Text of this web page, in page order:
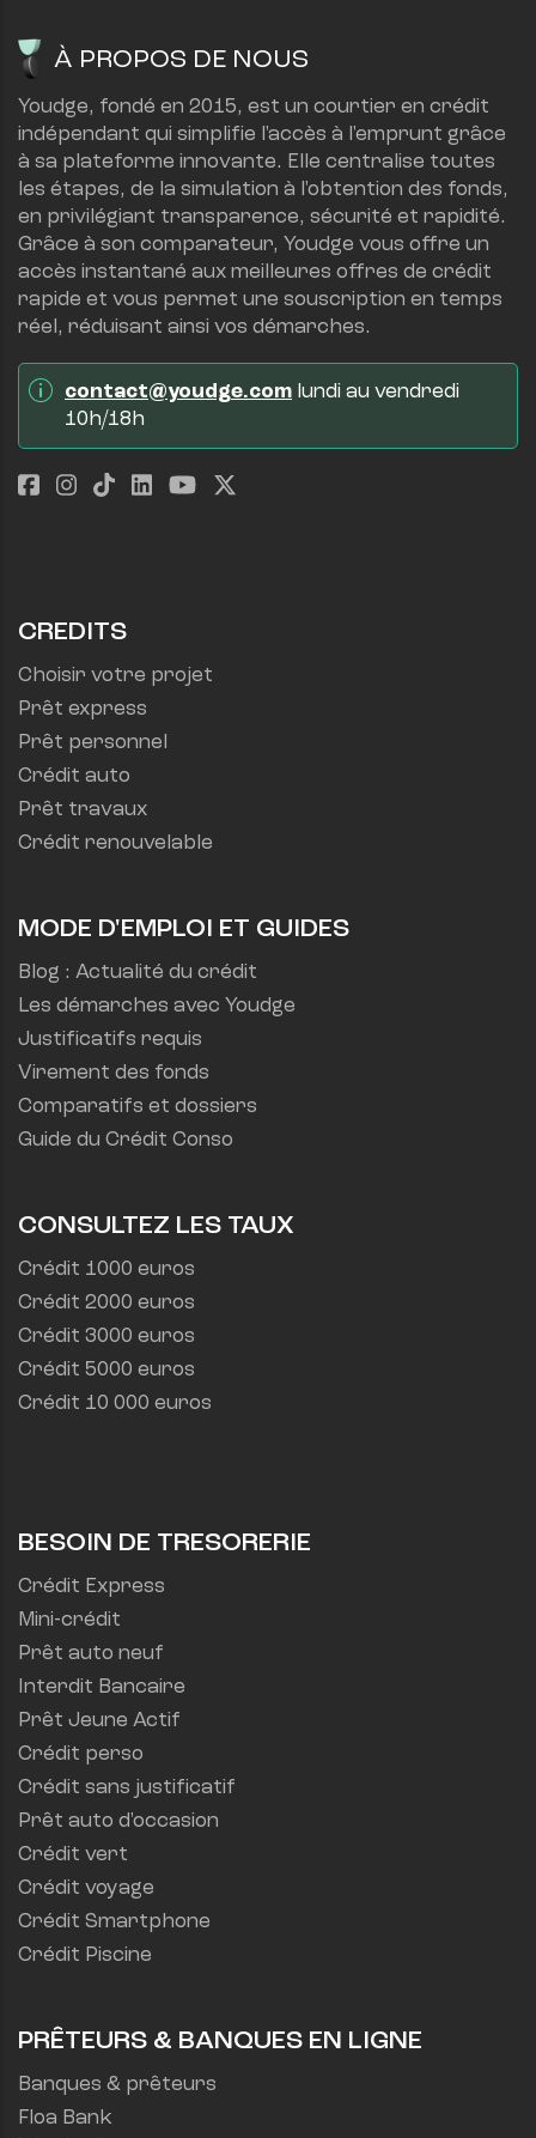
À PROPOS DE NOUS
Youdge, fondé en 2015, est un courtier en crédit
indépendant qui simplifie l'accès à l'emprunt grâce
à sa plateforme innovante. Elle centralise toutes
les étapes, de la simulation à l'obtention des fonds,
en privilégiant transparence, sécurité et rapidité.
Grâce à son comparateur, Youdge vous offre un
accès instantané aux meilleures offres de crédit
rapide et vous permet une souscription en temps
réel, réduisant ainsi vos démarches.
contact@youdge.com lundi au vendredi
10h/18h
CREDITS
Choisir votre projet
Prêt express
Prêt personnel
Crédit auto
Prêt travaux
Crédit renouvelable
MODE D'EMPLOI ET GUIDES
Blog : Actualité du crédit
Les démarches avec Youdge
Justificatifs requis
Virement des fonds
Comparatifs et dossiers
Guide du Crédit Conso
CONSULTEZ LES TAUX
Crédit 1000 euros
Crédit 2000 euros
Crédit 3000 euros
Crédit 5000 euros
Crédit 10 000 euros
BESOIN DE TRESORERIE
Crédit Express
Mini-crédit
Prêt auto neuf
Interdit Bancaire
Prêt Jeune Actif
Crédit perso
Crédit sans justificatif
Prêt auto d'occasion
Crédit vert
Crédit voyage
Crédit Smartphone
Crédit Piscine
PRÊTEURS & BANQUES EN LIGNE
Banques & prêteurs
Floa Bank